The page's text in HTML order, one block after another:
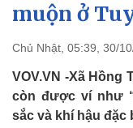
Tổ chức nhân sự
Nhận diện sự thật
muộn ở
Chủ Nhật, 05:39, 30/
VOV.VN -Xã Hồng
còn được ví như
sắc và khí hậu đặc